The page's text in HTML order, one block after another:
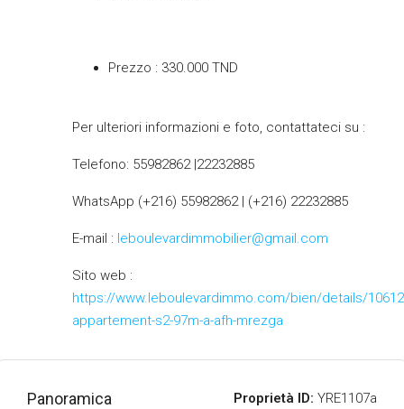
Prezzo : 330.000 TND
Per ulteriori informazioni e foto, contattateci su :
Telefono: 55982862 |22232885
WhatsApp (+216) 55982862 | (+216) 22232885
E-mail : leboulevardimmobilier@gmail.com
Sito web :
https://www.leboulevardimmo.com/bien/details/
appartement-s2-97m-a-afh-mrezga
Panoramica Proprietà ID: YRE1107a